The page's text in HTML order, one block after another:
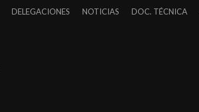
DELEGACIONES NOTICIAS DOC. TÉCNICA